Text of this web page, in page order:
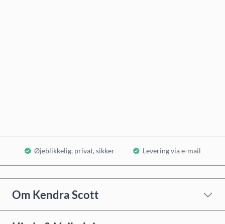
Øjeblikkelig, privat, sikker Levering via e-mail
Om Kendra Scott